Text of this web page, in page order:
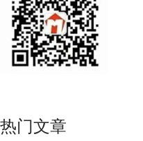
热门文章